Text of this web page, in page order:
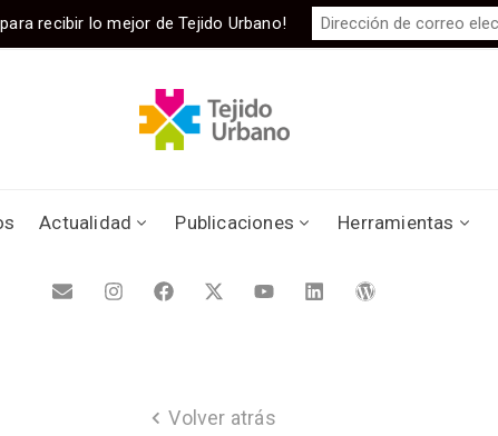
Actualidad Publicaciones Herramientas
Volver atrás
recibir lo mejor de Tejido Urbano!